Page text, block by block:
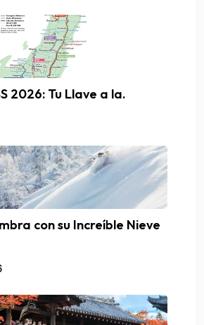
2026: Tu Llave a la.
con su Increíble Nieve